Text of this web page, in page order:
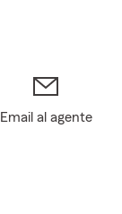
Email al agente